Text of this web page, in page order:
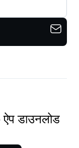
ऐप डाउनलोड